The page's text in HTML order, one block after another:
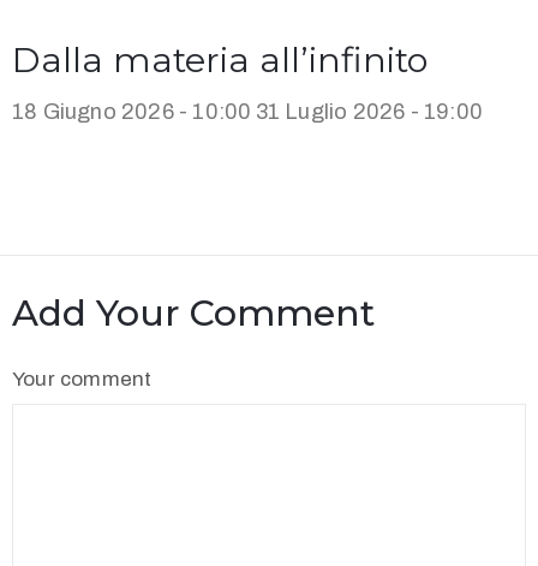
Dalla materia all’infinito
18 Giugno 2026 - 10:00 31 Luglio 2026 - 19:00
Add Your Comment
Your comment